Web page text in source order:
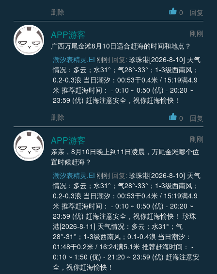
删除
0 回复
APP游客
刚刚
广西万尾金滩8月10日适合赶海的时间和地点？
潮汐表精灵.EI 刚刚 回复: 珍珠港[2026-8-10] 天气
情况：多云；水31°；气28°-33°；1-3级西南风；
0.2-0.3浪 当日潮汐：00:53干0.4米 / 15:19满4.9
米 推荐赶海时间： - 0:10 ~ 0:50 (优) - 20:20 ~
23:59 (优) 赶海注意安全，祝你赶海愉快！
删除
0 回复
APP游客
刚刚
亲亲，8月10日晚上到11日凌晨，万尾金滩哪个位
置时候赶海？
潮汐表精灵.EI 刚刚 回复: 珍珠港[2026-8-10] 天气
情况：多云；水31°；气28°-33°；1-3级西南风；
0.2-0.3浪 当日潮汐：00:53干0.4米 / 15:19满4.9
米 推荐赶海时间： - 0:10 ~ 0:50 (优) - 20:20 ~
23:59 (优) 赶海注意安全，祝你赶海愉快！ 珍珠
港[2026-8-11] 天气情况：多云；水31°；气
28°-31°；1-3级西南风；0.1-0.4浪 当日潮汐：
01:48干0.2米 / 16:24满5.1米 推荐赶海时间： -
0:10 ~ 1:50 (优) - 21:20 ~ 23:59 (优) 赶海注意安
全，祝你赶海愉快！